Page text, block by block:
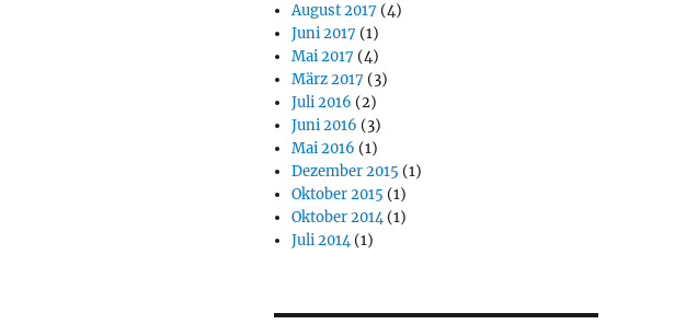
August 2017 (4)
Juni 2017 (1)
Mai 2017 (4)
März 2017 (3)
Juli 2016 (2)
Juni 2016 (3)
Mai 2016 (1)
Dezember 2015 (1)
Oktober 2015 (1)
Oktober 2014(1)
Juli 2014(1)